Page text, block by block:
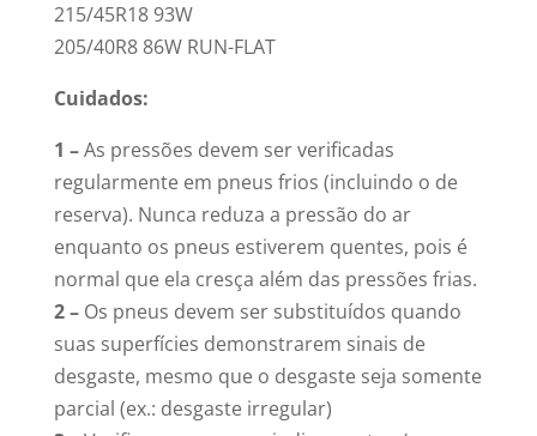
215/45R18 93W
205/40R8 86W RUN-FLAT
Cuidados:
1 –As pressões devem ser verificadas
regularmente em pneus frios (incluindo o de
reserva). Nunca reduza a pressão do ar
enquanto os pneus estiverem quentes, pois é
normal que ela cresça além das pressões frias.
2 – Os pneus devem ser substituídos quando
suas superfícies demonstrarem sinais de
desgaste, mesmo que o desgaste seja somente
parcial (ex.: desgaste irregular)